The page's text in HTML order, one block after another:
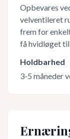
Opbevares
velventileret
frem for
få hvidløget
Holdbarhed
3-5 måneder